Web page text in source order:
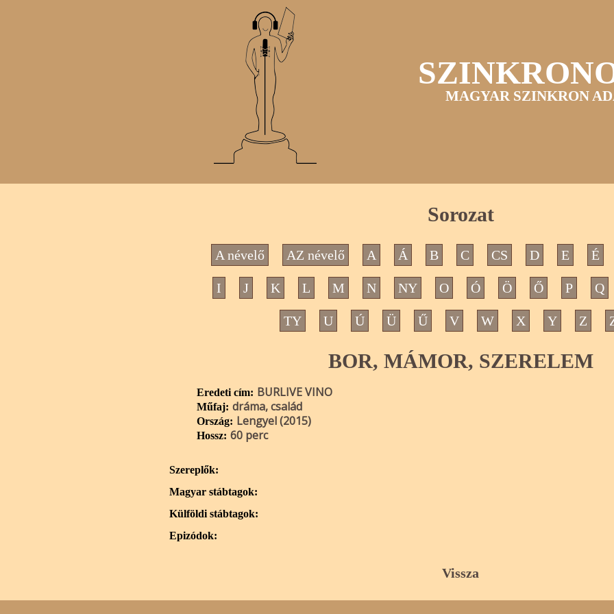
MAGYAR SZINKRON
Sorozat
A névelő AZ névelő A Á B C CS D E É
I J K L M N NY O Ó Ö Ő P Q
TY U Ú Ü Ű V W X Y Z
BOR, MÁMOR, SZERELEM
Eredeti cím: BURLIVE VINO
Műfaj: dráma, család
Ország: Lengyel (2015)
Hossz: 60 perc
Szereplők:
Magyar stábtagok:
Külföldi stábtagok:
Epizódok:
Vissza